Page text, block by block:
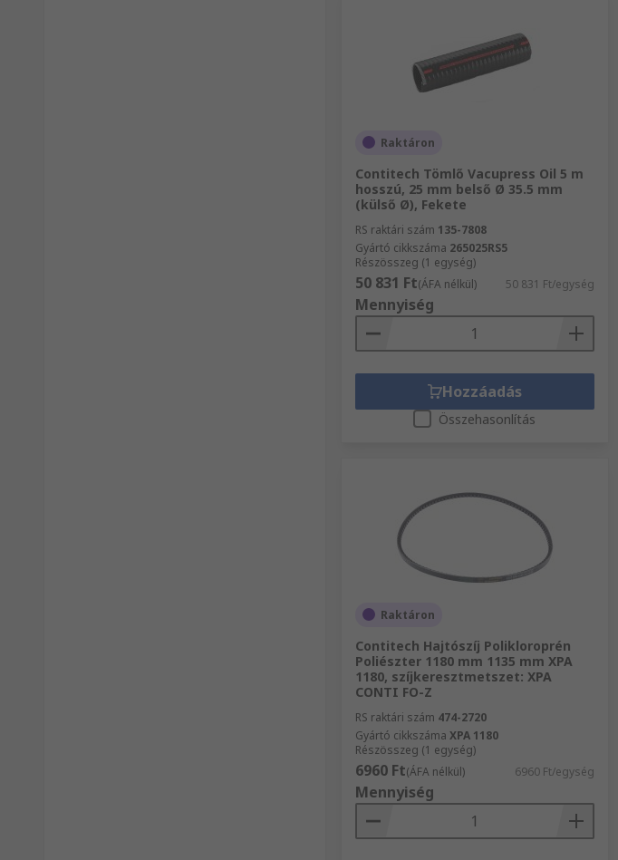
Raktáron
Contitech Tömlő Vacupress Oil 5 m
hosszú, 25 mm belső Ø 35.5 mm
(külső Ø), Fekete
RS raktári szám 135-7808
Gyártó cikkszáma 265025RS5
Részösszeg (1 egység)
50 831 Ft(ÁFA nélkül) 50 831 Ft/egység
Mennyiség
Hozzáadás
Összehasonlítás
Raktáron
Contitech Hajtószíj Polikloroprén
Poliészter 1180 mm 1135 mm XPA
1180, szíjkeresztmetszet: XPA
CONTI FO-Z
RS raktári szám 474-2720
Gyártó cikkszáma XPA 1180
Részösszeg (1 egység)
6960 Ft(ÁFA nélkül) 6960 Ft/egység
Mennyiség